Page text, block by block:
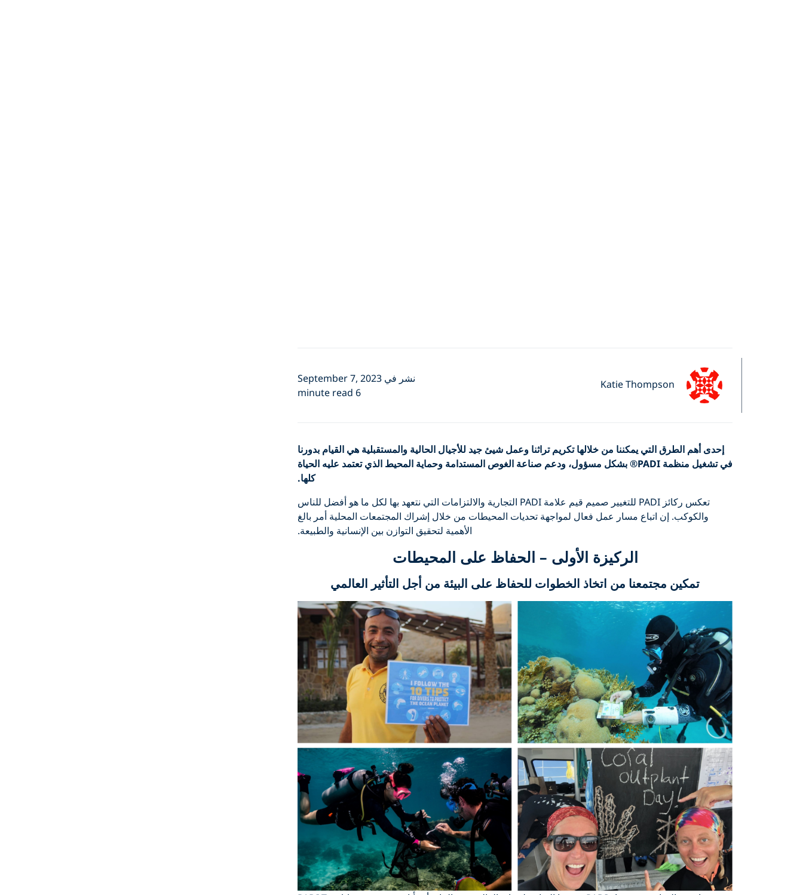
Katie Thompson
نشر في September 7, 2023
6 minute read
إحدى أهم الطرق التي يمكننا من خلالها تكريم تراثنا وعمل شيئ جيد للأجيال الحالية والمستقبلية هي القيام بدورنا
في تشغيل منظمة PADI® بشكل مسؤول، ودعم صناعة الغوص المستدامة وحماية المحيط الذي تعتمد عليه الحياة
كلها.
تعكس ركائز PADI للتغيير صميم قيم علامة PADI التجارية والالتزامات التي نتعهد بها لكل ما هو أفضل للناس
والكوكب. إن اتباع مسار عمل فعال لمواجهة تحديات المحيطات من خلال إشراك المجتمعات المحلية أمر بالغ
الأهمية لتحقيق التوازن بين الإنسانية والطبيعة.
الركيزة الأولى – الحفاظ على المحيطات
تمكين مجتمعنا من اتخاذ الخطوات للحفاظ على البيئة من أجل التأثير العالمي